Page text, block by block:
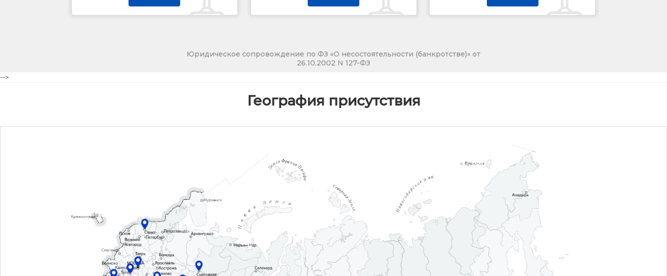
Юридическое сопровождение по ФЗ «О несостоятельности (банкротстве)» от
26.10.2002 N 127-ФЗ
-->
География присутствия